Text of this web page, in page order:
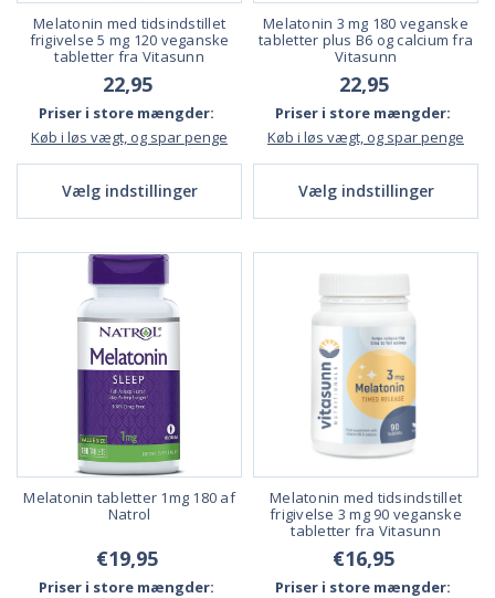
Melatonin med tidsindstillet
frigivelse 5 mg 120 veganske
tabletter fra Vitasunn
22,95
Priser i store mængder:
Køb i løs vægt, og spar penge
Vælg indstillinger
Melatonin 3 mg 180 veganske
tabletter plus B6 og calcium fra
Vitasunn
22,95
Priser i store mængder:
Køb i løs vægt, og spar penge
Vælg indstillinger
Melatonin tabletter 1mg 180 af
Natrol
€19,95
Priser i store mængder:
Melatonin med tidsindstillet
frigivelse 3 mg 90 veganske
tabletter fra Vitasunn
€16,95
Priser i store mængder: